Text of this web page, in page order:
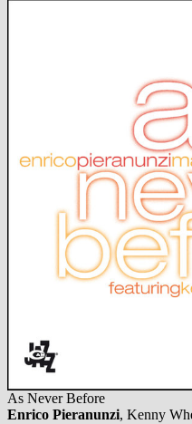
As Never Before
Enrico Pieranunzi, Kenny